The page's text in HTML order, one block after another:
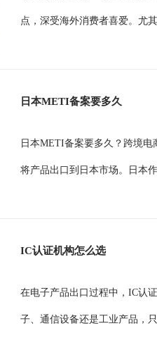
点，深受海外消费者喜爱。尤
日本METI备案要多久
日本METI备案要多久？跨境
将产品出口到日本市场。日本
IC认证机构怎么选
在电子产品出口过程中，IC认
子、通信设备还是工业产品，